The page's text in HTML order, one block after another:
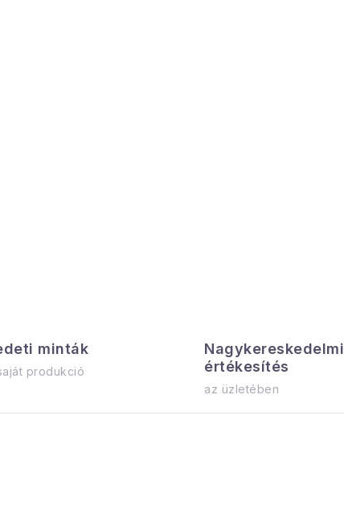
minták
produkció
Nagykereskedelmi
értékesítés
az üzletében